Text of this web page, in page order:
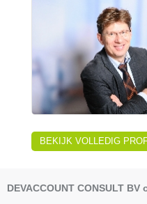
BEKIJK VOLLEDIG
DEVACCOUNT CONSULT BV